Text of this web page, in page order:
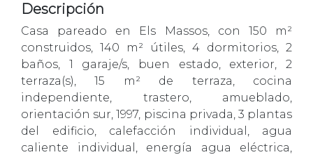
Descripción
Casa pareado en Els Massos, con 150 m²
construidos, 140 m² útiles, 4 dormitorios, 2
baños, 1 garaje/s, buen estado, exterior, 2
terraza(s), 15 m² de terraza, cocina
independiente, trastero, amueblado,
orientación sur, 1997, piscina privada, 3 plantas
del edificio, calefacción individual, agua
caliente individual, energía agua eléctrica,